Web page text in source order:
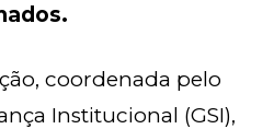
coordenada pelo
Institucional (GSI),